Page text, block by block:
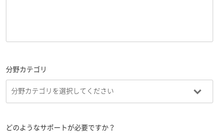
分野カテゴリ
どのようなサポートが必要ですか？